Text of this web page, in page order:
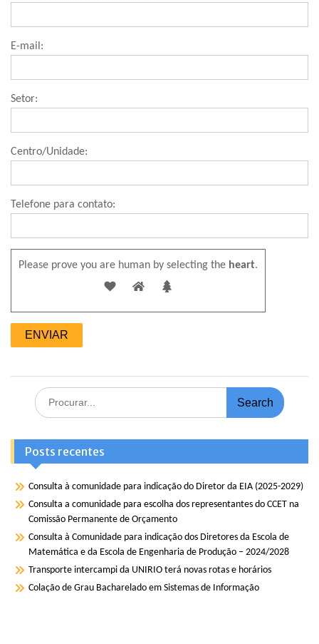
E-mail:
Setor:
Centro/Unidade:
Telefone para contato:
Please prove you are human by selecting the heart.
Search
for:
Posts recentes
Consulta à comunidade para indicação do Diretor da EIA (2025-2029)
Consulta a comunidade para escolha dos representantes do CCET na
Comissão Permanente de Orçamento
Consulta à Comunidade para indicação dos Diretores da Escola de
Matemática e da Escola de Engenharia de Produção – 2024/2028
Transporte intercampi da UNIRIO terá novas rotas e horários
Colação de Grau Bacharelado em Sistemas de Informação